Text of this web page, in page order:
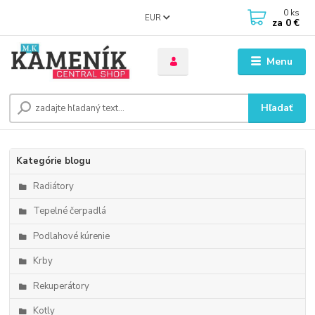
Menu
EUR
Hľadať
0 ks
za 0 €
Kategórie blogu
Radiátory
Tepelné čerpadlá
Podlahové kúrenie
Krby
Rekuperátory
Kotly